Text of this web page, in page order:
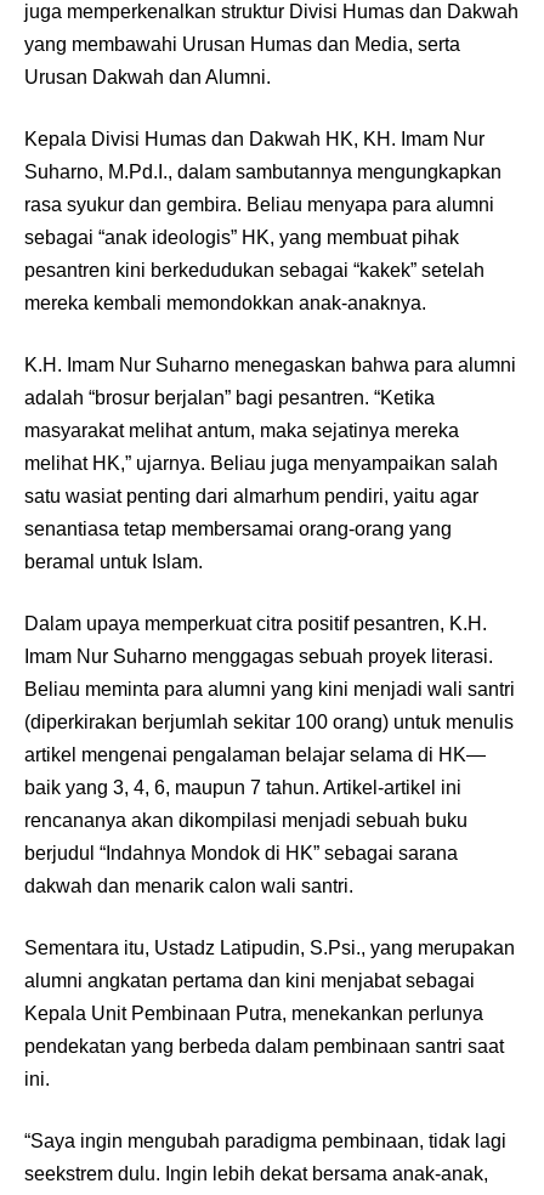
juga memperkenalkan struktur Divisi Humas dan Dakwah
yang membawahi Urusan Humas dan Media, serta
Urusan Dakwah dan Alumni.
Kepala Divisi Humas dan Dakwah HK, KH. Imam Nur
Suharno, M.Pd.I., dalam sambutannya mengungkapkan
rasa syukur dan gembira. Beliau menyapa para alumni
sebagai “anak ideologis” HK, yang membuat pihak
pesantren kini berkedudukan sebagai “kakek” setelah
mereka kembali memondokkan anak-anaknya.
K.H. Imam Nur Suharno menegaskan bahwa para alumni
adalah “brosur berjalan” bagi pesantren. “Ketika
masyarakat melihat antum, maka sejatinya mereka
melihat HK,” ujarnya. Beliau juga menyampaikan salah
satu wasiat penting dari almarhum pendiri, yaitu agar
senantiasa tetap membersamai orang-orang yang
beramal untuk Islam.
Dalam upaya memperkuat citra positif pesantren, K.H.
Imam Nur Suharno menggagas sebuah proyek literasi.
Beliau meminta para alumni yang kini menjadi wali santri
(diperkirakan berjumlah sekitar 100 orang) untuk menulis
artikel mengenai pengalaman belajar selama di HK—
baik yang 3, 4, 6, maupun 7 tahun. Artikel-artikel ini
rencananya akan dikompilasi menjadi sebuah buku
berjudul “Indahnya Mondok di HK” sebagai sarana
dakwah dan menarik calon wali santri.
Sementara itu, Ustadz Latipudin, S.Psi., yang merupakan
alumni angkatan pertama dan kini menjabat sebagai
Kepala Unit Pembinaan Putra, menekankan perlunya
pendekatan yang berbeda dalam pembinaan santri saat
ini.
“Saya ingin mengubah paradigma pembinaan, tidak lagi
seekstrem dulu. Ingin lebih dekat bersama anak-anak,